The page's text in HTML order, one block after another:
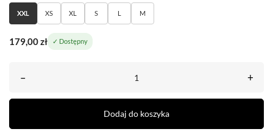
XXL XS XL S L M
179,00 zł ✓ Dostępny
– +
Dodaj do koszyka